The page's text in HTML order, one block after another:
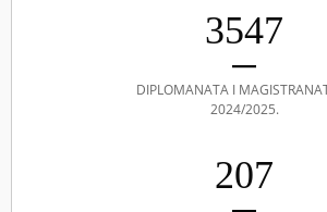
3547
DIPLOMANATA I
2024/2025.
207